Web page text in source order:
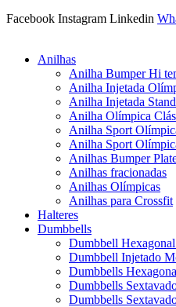
Facebook Instagram Linkedin
Anilhas
Anilha Bumper Hi
Anilha Injetada
Anilha Injetada
Anilha Olímpica
Anilha Sport
Anilha Sport
Anilhas Bumper
Anilhas fracionadas
Anilhas Olímpicas
Anilhas para Crossfit
Halteres
Dumbbells
Dumbbell
Dumbbell Injetado
Dumbbells
Dumbbells
Dumbbells